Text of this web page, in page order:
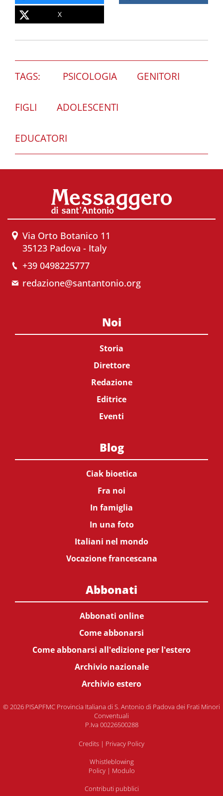
X
TAGS: PSICOLOGIA GENITORI
FIGLI ADOLESCENTI
EDUCATORI
Via Orto Botanico 11
35123 Padova - Italy
+39 0498225777
redazione@santantonio.org
Noi
Storia
Direttore
Redazione
Editrice
Eventi
Blog
Ciak bioetica
Fra noi
In famiglia
In una foto
Italiani nel mondo
Vocazione francescana
Abbonati
Abbonati online
Come abbonarsi
Come abbonarsi all'edizione per l'estero
Archivio nazionale
Archivio estero
© 2026 PISAPFMC Provincia Italiana di S. Antonio di Padova dei Frati Minori
Conventuali
P.Iva 00226500288
Credits | Privacy Policy
Whistleblowing
Policy| Modulo
Contributi pubblici